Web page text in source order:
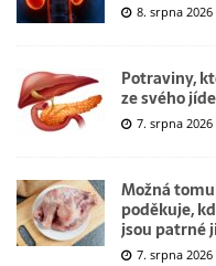
8. srpna 2026
Potraviny,
ze svého
7. srpna 2026
Možná
poděkuje,
jsou patrné
7. srpna 2026